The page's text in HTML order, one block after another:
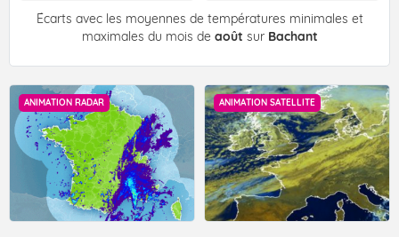
Écarts avec les moyennes de températures minimales et
maximales du mois de août sur Bachant
ANIMATION RADAR ANIMATION SATELLITE